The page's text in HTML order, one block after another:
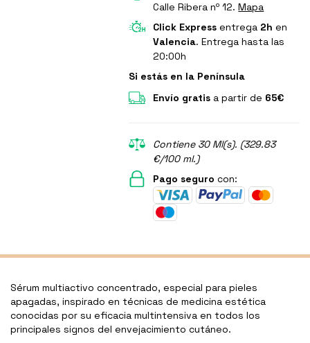
Calle Ribera nº 12.Mapa
Click Express entrega 2h en
Valencia. Entrega hasta las
20:00h
Si estás en la Península
Envío gratis a partir de 65€
Contiene 30 Ml(s). (329.83
€/100 ml.)
Pago seguro con:
Sérum multiactivo concentrado, especial para pieles
apagadas, inspirado en técnicas de medicina estética
conocidas por su eficacia multintensiva en todos los
principales signos del envejacimiento cutáneo.